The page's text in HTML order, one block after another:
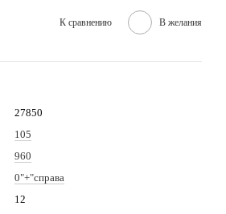
К сравнению В желания
27850
105
960
0"+"справа
12